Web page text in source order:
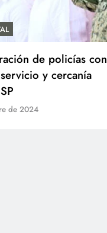
de policías con
y cercanía
de 2024